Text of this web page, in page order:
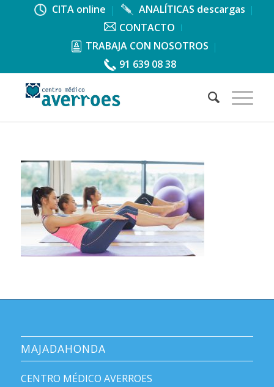
CITA online
ANALÍTICAS descargas
CONTACTO
TRABAJA CON NOSOTROS
91 639 08 38
MAJADAHONDA
CENTRO MÉDICO AVERROES